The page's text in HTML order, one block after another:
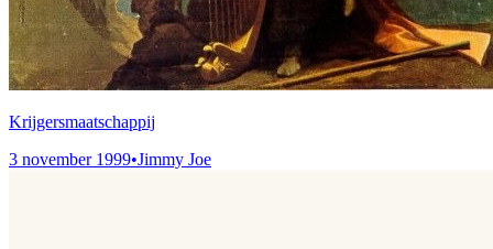
Krijgersmaatschappij
3 november 1999•Jimmy Joe